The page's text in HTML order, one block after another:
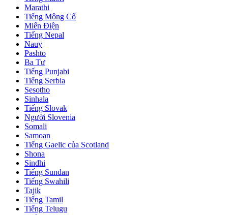
Marathi
Tiếng Mông Cổ
Miến Điện
Tiếng Nepal
Nauy
Pashto
Ba Tư
Tiếng Punjabi
Tiếng Serbia
Sesotho
Sinhala
Tiếng Slovak
Người Slovenia
Somali
Samoan
Tiếng Gaelic của Scotland
Shona
Sindhi
Tiếng Sundan
Tiếng Swahili
Tajik
Tiếng Tamil
Tiếng Telugu